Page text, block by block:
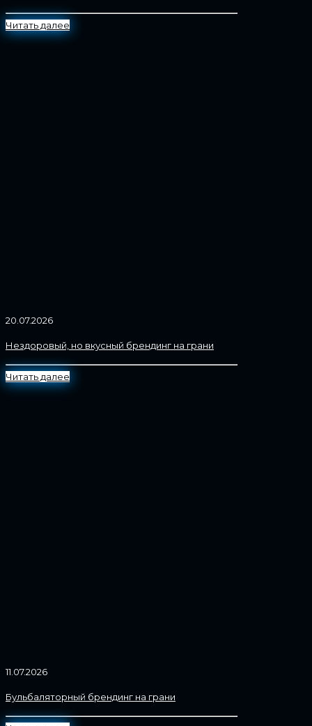
Читать далее
20.07.2026
Нездоровый, но вкусный брендинг на грани
Читать далее
11.07.2026
Бульбаляторный брендинг на грани